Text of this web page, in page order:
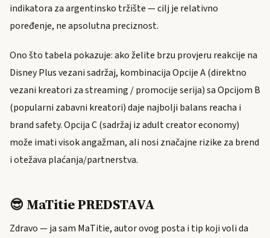
indikatora za argentinsko tržište — cilj je relativno
poređenje, ne apsolutna preciznost.
Ono što tabela pokazuje: ako želite brzu provjeru reakcije na
Disney Plus vezani sadržaj, kombinacija Opcije A (direktno
vezani kreatori za streaming / promocije serija) sa Opcijom B
(popularni zabavni kreatori) daje najbolji balans reacha i
brand safety. Opcija C (sadržaj iz adult creator economy)
može imati visok angažman, ali nosi značajne rizike za brend
i otežava plaćanja/partnerstva.
😎 MaTitie PREDSTAVA
Zdravo — ja sam MaTitie, autor ovog posta i tip koji voli da